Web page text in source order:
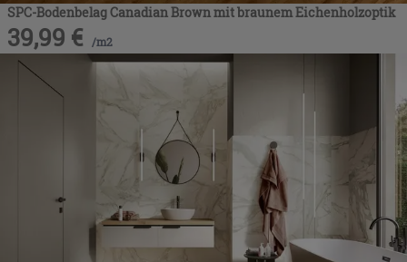
SPC-Bodenbelag Canadian Brown mit braunem Eichenholzoptik
39,99 € /m2